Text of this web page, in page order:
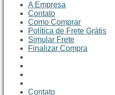
A Empresa
Contato
Como Comprar
Política de Frete Grátis
Simular Frete
Finalizar Compra
Contato